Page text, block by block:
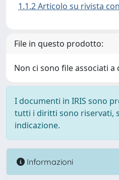
1.1.2 Articolo su rivista
File in questo prodotto:
Non ci sono file associati
I documenti in IRIS sono
tutti i diritti sono riservati,
indicazione.
Informazioni